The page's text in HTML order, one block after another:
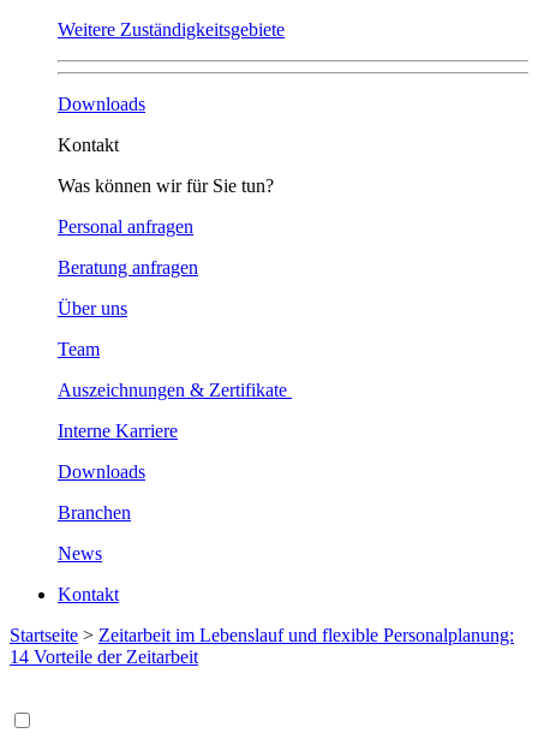
Weitere Zuständigkeitsgebiete
Downloads
Kontakt
Was können wir für Sie tun?
Personal anfragen
Beratung anfragen
Über uns
Team
Auszeichnungen & Zertifikate
Interne Karriere
Downloads
Branchen
News
Kontakt
Startseite > Zeitarbeit im Lebenslauf und flexible Personalplanung:
14 Vorteile der Zeitarbeit